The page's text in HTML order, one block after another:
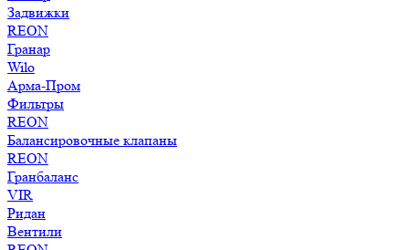
Задвижки
REON
Гранар
Wilo
Арма-Пром
Фильтры
REON
Балансировочные клапаны
REON
Гранбаланс
VIR
Ридан
Вентили